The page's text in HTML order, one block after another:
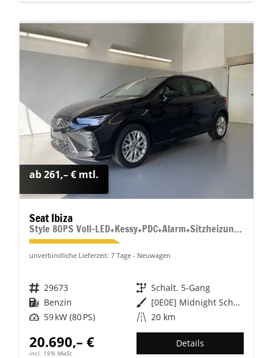
ab 261,– € mtl.
Seat Ibiza
Style 80PS Voll-LED+Kessy+PDC+Alarm+Sitzheizung+Kamera+App-Connect
unverbindliche Lieferzeit: 7 Tage Neuwagen
Fahrzeugnr. 29673 Getriebe Schalt. 5-Gang
Kraftstoff Benzin Außenfarbe
[0E0E] Midnight Schwarz Metallic
Leistung 59 kW (80 PS) Kilometerstand 20 km
20.690,– €
incl. 19% MwSt.
Details